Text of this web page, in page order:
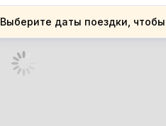
Выберите даты поездки,